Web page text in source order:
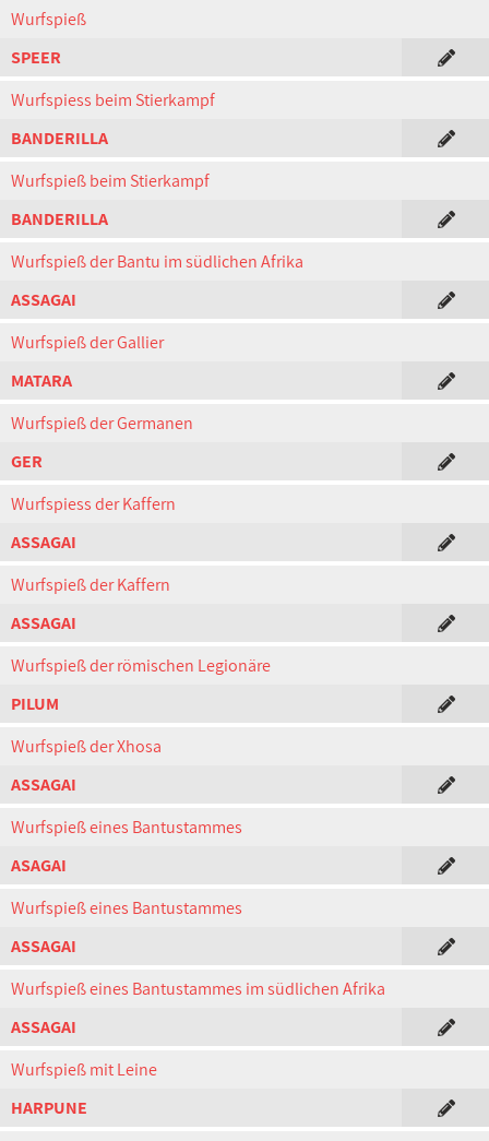
Wurfspieß
SPEER
Wurfspiess beim Stierkampf
BANDERILLA
Wurfspieß beim Stierkampf
BANDERILLA
Wurfspieß der Bantu im südlichen Afrika
ASSAGAI
Wurfspieß der Gallier
MATARA
Wurfspieß der Germanen
GER
Wurfspiess der Kaffern
ASSAGAI
Wurfspieß der Kaffern
ASSAGAI
Wurfspieß der römischen Legionäre
PILUM
Wurfspieß der Xhosa
ASSAGAI
Wurfspieß eines Bantustammes
ASAGAI
Wurfspieß eines Bantustammes
ASSAGAI
Wurfspieß eines Bantustammes im südlichen Afrika
ASSAGAI
Wurfspieß mit Leine
HARPUNE